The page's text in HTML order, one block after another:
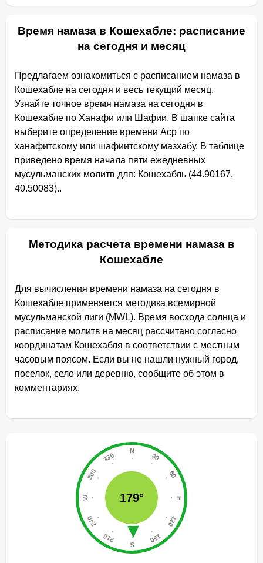
Время намаза в Кошехабле: расписание
на сегодня и месяц
Предлагаем ознакомиться с расписанием намаза в
Кошехабле на сегодня и весь текущий месяц.
Узнайте точное время намаза на сегодня в
Кошехабле по Ханафи или Шафии. В шапке сайта
выберите определение времени Аср по
ханафитскому или шафиитскому мазхабу. В таблице
приведено время начала пяти ежедневных
мусульманских молитв для: Кошехабль (44.90167,
40.50083)..
Методика расчета времени намаза в
Кошехабле
Для вычисления времени намаза на сегодня в
Кошехабле применяется методика всемирной
мусульманской лиги (MWL). Время восхода солнца и
расписание молитв на месяц рассчитано согласно
координатам Кошехабля в соответствии с местным
часовым поясом. Если вы не нашли нужный город,
поселок, село или деревню, сообщите об этом в
комментариях.
179°